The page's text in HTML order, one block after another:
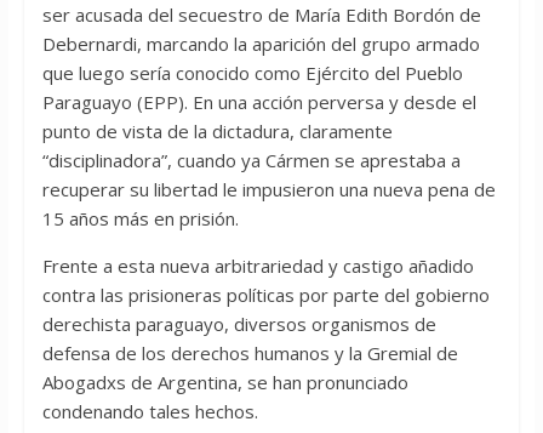
ser acusada del secuestro de María Edith Bordón de
Debernardi, marcando la aparición del grupo armado
que luego sería conocido como Ejército del Pueblo
Paraguayo (EPP). En una acción perversa y desde el
punto de vista de la dictadura, claramente
“disciplinadora”, cuando ya Cármen se aprestaba a
recuperar su libertad le impusieron una nueva pena de
15 años más en prisión.
Frente a esta nueva arbitrariedad y castigo añadido
contra las prisioneras políticas por parte del gobierno
derechista paraguayo, diversos organismos de
defensa de los derechos humanos y la Gremial de
Abogadxs de Argentina, se han pronunciado
condenando tales hechos.